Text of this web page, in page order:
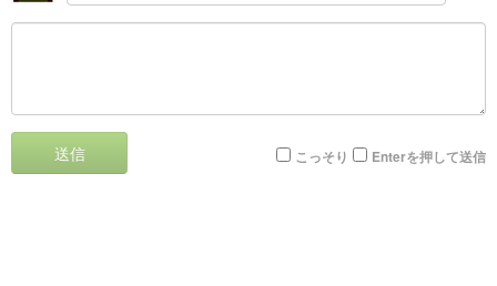
送信 こっそり Enterを押して送信